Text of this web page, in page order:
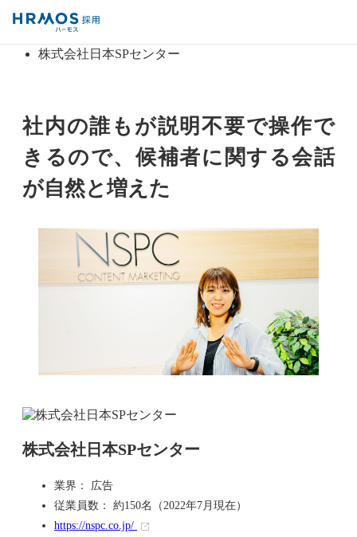
採用管理システム「HRMOS採用」
株式会社日本SPセンター
社内の誰もが説明不要で操作で
きるので、候補者に関する会話
が自然と増えた
株式会社日本SPセンター
業界： 広告
従業員数： 約150名（2022年7月現在）
https://nspc.co.jp/